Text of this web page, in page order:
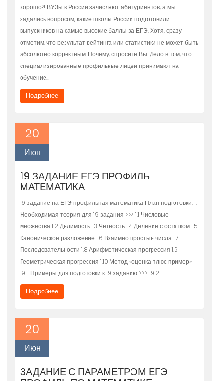
хорошо?! ВУЗы в России зачисляют абитуриентов, а мы
задались вопросом, какие школы России подготовили
выпускников на самые высокие баллы за ЕГЭ. Хотя, сразу
отметим, что результат рейтинга или статистики не может быть
абсолютно корректным. Почему, спросите Вы. Дело в том, что
специализированные профильные лицеи принимают на
обучение…
Подробнее
20
Июн
19 ЗАДАНИЕ ЕГЭ ПРОФИЛЬ
МАТЕМАТИКА
19 задание на ЕГЭ профильная математика План подготовки: 1.
Необходимая теория для 19 задания >>> 1.1 Числовые
множества 1.2 Делимость 1.3 Чётность 1.4 Деление с остатком 1.5
Каноническое разложение 1.6 Взаимно простые числа 1.7
Последовательности 1.8 Арифметическая прогрессия 1.9
Геометрическая прогрессия 1.10 Метод «оценка плюс пример»
19.1. Примеры для подготовки к 19 заданию >>> 19.2….
Подробнее
20
Июн
ЗАДАНИЕ С ПАРАМЕТРОМ ЕГЭ